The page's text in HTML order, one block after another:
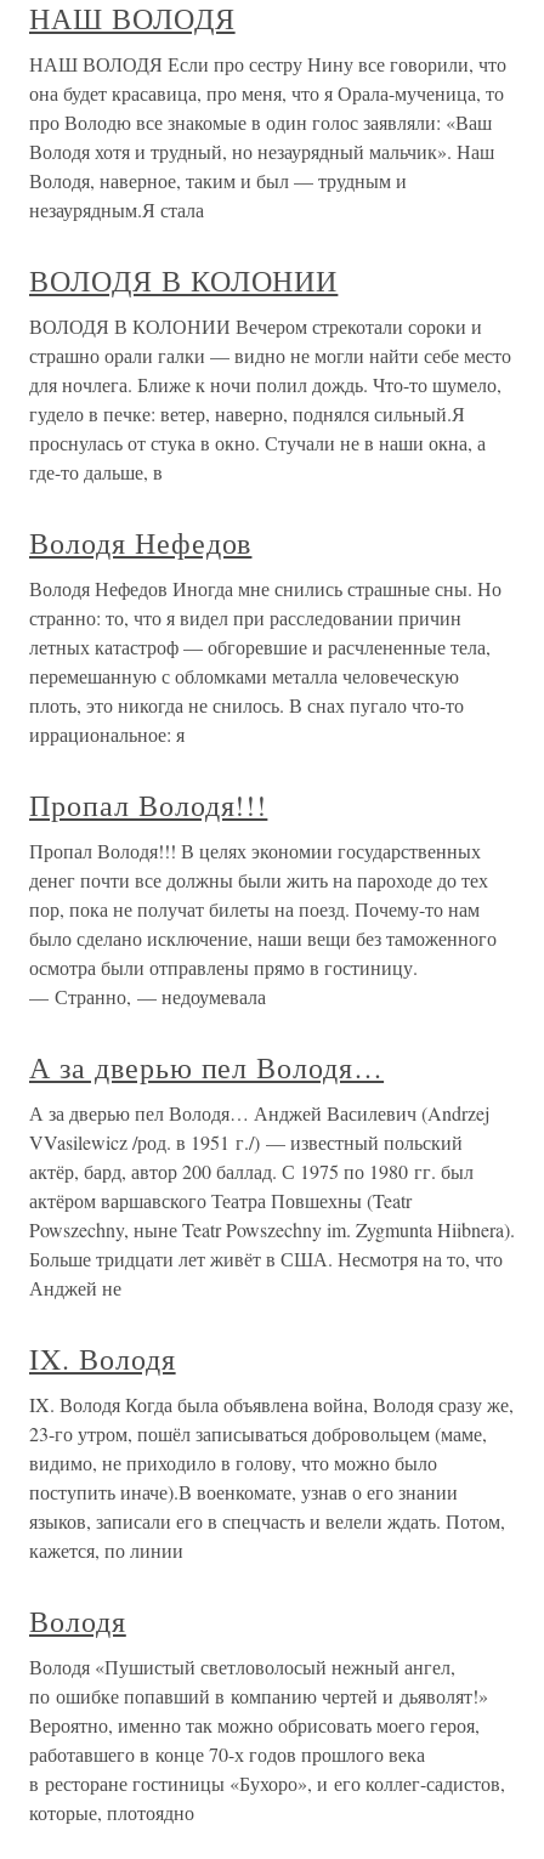
НАШ ВОЛОДЯ
НАШ ВОЛОДЯ Если про сестру Нину все говорили, что
она будет красавица, про меня, что я Орала-мученица, то
про Володю все знакомые в один голос заявляли: «Ваш
Володя хотя и трудный, но незаурядный мальчик». Наш
Володя, наверное, таким и был — трудным и
незаурядным.Я стала
ВОЛОДЯ В КОЛОНИИ
ВОЛОДЯ В КОЛОНИИ Вечером стрекотали сороки и
страшно орали галки — видно не могли найти себе место
для ночлега. Ближе к ночи полил дождь. Что-то шумело,
гудело в печке: ветер, наверно, поднялся сильный.Я
проснулась от стука в окно. Стучали не в наши окна, а
где-то дальше, в
Володя Нефедов
Володя Нефедов Иногда мне снились страшные сны. Но
странно: то, что я видел при расследовании причин
летных катастроф — обгоревшие и расчлененные тела,
перемешанную с обломками металла человеческую
плоть, это никогда не снилось. В снах пугало что-то
иррациональное: я
Пропал Володя!!!
Пропал Володя!!! В целях экономии государственных
денег почти все должны были жить на пароходе до тех
пор, пока не получат билеты на поезд. Почему-то нам
было сделано исключение, наши вещи без таможенного
осмотра были отправлены прямо в гостиницу.
— Странно, — недоумевала
А за дверью пел Володя…
А за дверью пел Володя… Анджей Василевич (Andrzej
VVasilewicz /род. в 1951 г./) — известный польский
актёр, бард, автор 200 баллад. С 1975 по 1980 гг. был
актёром варшавского Театра Повшехны (Teatr
Powszechny, ныне Teatr Powszechny im. Zygmunta Hiibnera).
Больше тридцати лет живёт в США. Несмотря на то, что
Анджей не
IX. Володя
IX. Володя Когда была объявлена война, Володя сразу же,
23-го утром, пошёл записываться добровольцем (маме,
видимо, не приходило в голову, что можно было
поступить иначе).В военкомате, узнав о его знании
языков, записали его в спецчасть и велели ждать. Потом,
кажется, по линии
Володя
Володя «Пушистый светловолосый нежный ангел,
по ошибке попавший в компанию чертей и дьяволят!»
Вероятно, именно так можно обрисовать моего героя,
работавшего в конце 70-х годов прошлого века
в ресторане гостиницы «Бухоро», и его коллег-садистов,
которые, плотоядно